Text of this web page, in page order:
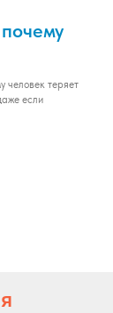
человек теряет
если